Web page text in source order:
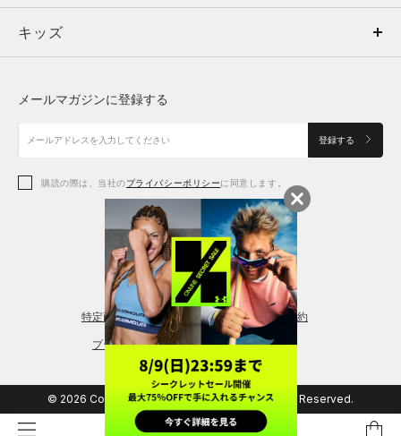
キッズ
アクセサリー
ボトムス
アクセサリー
トップス
シューズ
アクセサリー
レギンス＆タイツ
キッズ
シューズ
メールマガジンに登録する
登録する
購読の際は、当社のプライバシーポリシーに同意します。
特定商取引法に基づく通販の表記 会員規約
プライバシーポリシー
© 2026 Copyright DOME Corporation. All Rights Reserved.